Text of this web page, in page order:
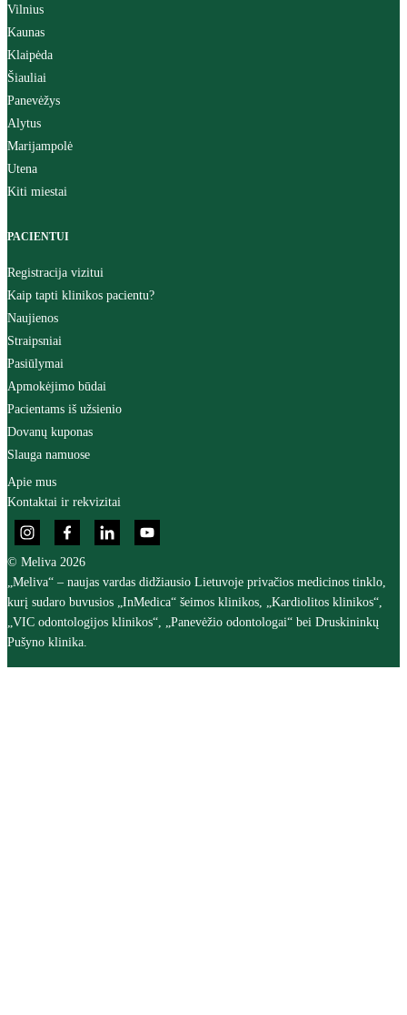
Vilnius
Kaunas
Klaipėda
Šiauliai
Panevėžys
Alytus
Marijampolė
Utena
Kiti miestai
PACIENTUI
Registracija vizitui
Kaip tapti klinikos pacientu?
Naujienos
Straipsniai
Pasiūlymai
Apmokėjimo būdai
Pacientams iš užsienio
Dovanų kuponas
Slauga namuose
Apie mus
Kontaktai ir rekvizitai
© Meliva 2026
„Meliva“ – naujas vardas didžiausio Lietuvoje privačios medicinos tinklo,
kurį sudaro buvusios „InMedica“ šeimos klinikos, „Kardiolitos klinikos“,
„VIC odontologijos klinikos“, „Panevėžio odontologai“ bei Druskininkų
Pušyno klinika.